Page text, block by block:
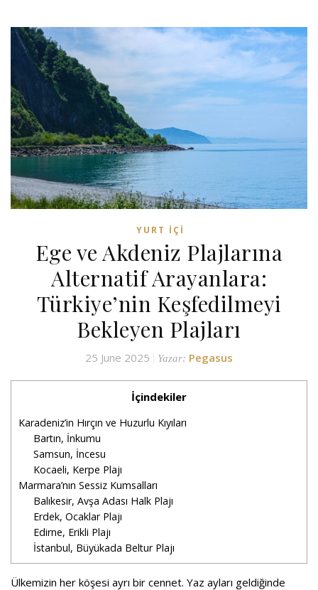
YURT İÇI
Ege ve Akdeniz Plajlarına
Alternatif Arayanlara:
Türkiye’nin Keşfedilmeyi
Bekleyen Plajları
25 June 2025 Yazar: Pegasus
İçindekiler
Karadeniz’in Hırçın ve Huzurlu Kıyıları
Bartın, İnkumu
Samsun, İncesu
Kocaeli, Kerpe Plajı
Marmara’nın Sessiz Kumsalları
Balıkesir, Avşa Adası Halk Plajı
Erdek, Ocaklar Plajı
Edirne, Erikli Plajı
İstanbul, Büyükada Beltur Plajı
Ülkemizin her köşesi ayrı bir cennet. Yaz ayları geldiğinde